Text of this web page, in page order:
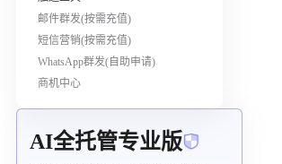
邮件群发(按需充值)
短信营销(按需充值)
WhatsApp群发(自助申请)
商机中心
AI全托管专业版